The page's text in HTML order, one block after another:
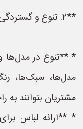
**2. تنوع و گستردگی:**
* **تنوع در
مدل‌ها، سبک‌ها،
مشتریان بتوانند به
* **ارائه لباس